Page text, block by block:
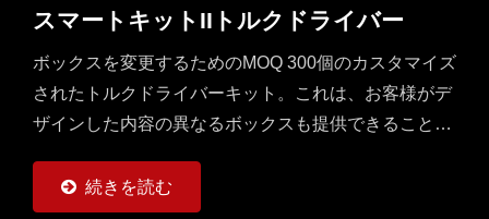
スマートキットIIトルクドライバー
ボックスを変更するためのMOQ 300個のカスタマイズ
されたトルクドライバーキット。これは、お客様がデ
ザインした内容の異なるボックスも提供できることを
イス加工のCNC切削工具に使いやすい。...
続きを読む